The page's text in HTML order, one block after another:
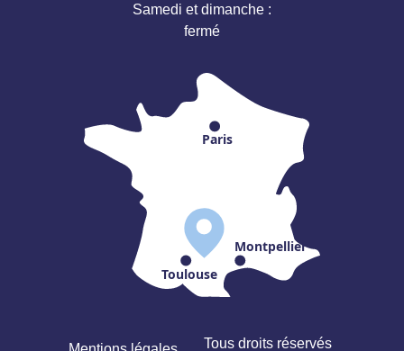
Samedi et dimanche :
fermé
Paris
Toulouse
Montpellier
Tous droits réservés